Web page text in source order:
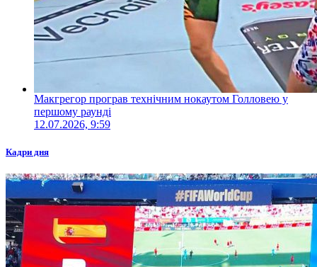
Макгрегор програв технічним нокаутом Голловею у
першому раунді
12.07.2026, 9:59
Кадри дня